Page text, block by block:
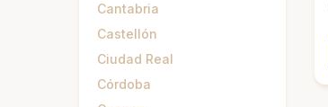
Cantabria
Castellón
Ciudad Real
Córdoba